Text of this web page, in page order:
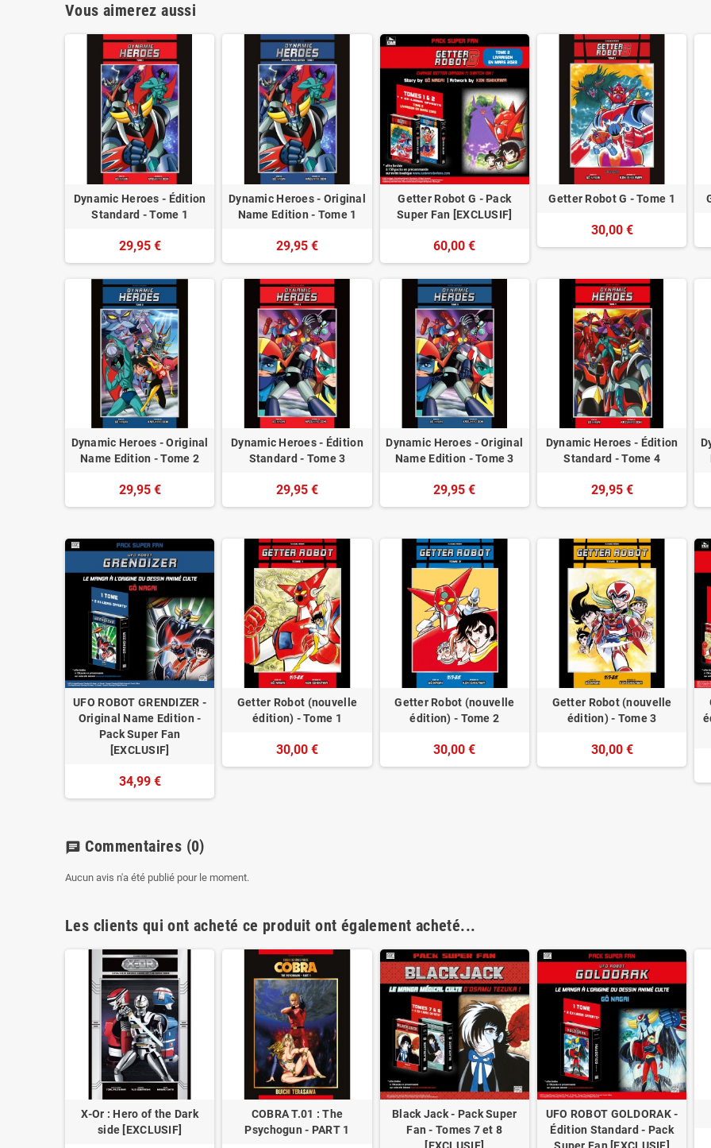
Vous aimerez aussi
Dynamic Heroes - Édition
Standard - Tome 1
29,95 €
Dynamic Heroes - Original
Name Edition - Tome 1
29,95 €
Getter Robot G - Pack
Super Fan [EXCLUSIF]
60,00 €
Getter Robot G - Tome 1
30,00 €
Dynamic Heroes - Original
Name Edition - Tome 2
29,95 €
Dynamic Heroes - Édition
Standard - Tome 3
29,95 €
Dynamic Heroes - Original
Name Edition - Tome 3
29,95 €
Dynamic Heroes - Édition
Standard - Tome 4
29,95 €
UFO ROBOT GRENDIZER -
Original Name Edition -
Pack Super Fan
[EXCLUSIF]
34,99 €
Getter Robot (nouvelle
édition) - Tome 1
30,00 €
Getter Robot (nouvelle
édition) - Tome 2
30,00 €
Getter Robot (nouvelle
édition) - Tome 3
30,00 €
chat Commentaires (0)
Aucun avis n'a été publié pour le moment.
Les clients qui ont acheté ce produit ont également acheté...
X-Or : Hero of the Dark
side [EXCLUSIF]
COBRA T.01 : The
Psychogun - PART 1
Black Jack - Pack Super
Fan - Tomes 7 et 8
[EXCLUSIF]
UFO ROBOT GOLDORAK -
Édition Standard - Pack
Super Fan [EXCLUSIF]